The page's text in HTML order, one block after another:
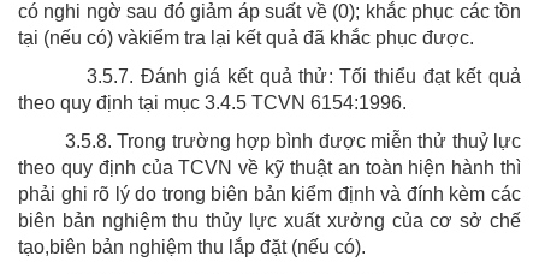
có nghi ngờ sau đó giảm áp suất về (0); khắc phục các tồn
tại (nếu có) vàkiểm tra lại kết quả đã khắc phục được.
3.5.7. Đánh giá kết quả thử: Tối thiểu đạt kết quả
theo quy định tại mục 3.4.5 TCVN 6154:1996.
3.5.8. Trong trường hợp bình được miễn thử thuỷ lực
theo quy định của TCVN về kỹ thuật an toàn hiện hành thì
phải ghi rõ lý do trong biên bản kiểm định và đính kèm các
biên bản nghiệm thu thủy lực xuất xưởng của cơ sở chế
tạo,biên bản nghiệm thu lắp đặt (nếu có).